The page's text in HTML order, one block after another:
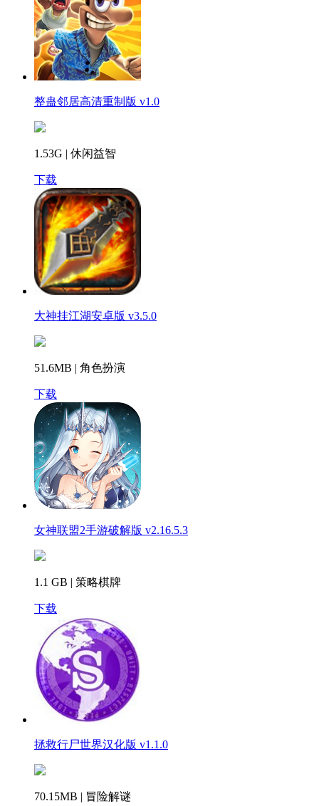
整蛊邻居高清重制版 v1.0
1.53G | 休闲益智
下载
大神挂江湖安卓版 v3.5.0
51.6MB | 角色扮演
下载
女神联盟2手游破解版 v2.16.5.3
1.1 GB | 策略棋牌
下载
拯救行尸世界汉化版 v1.1.0
70.15MB | 冒险解谜